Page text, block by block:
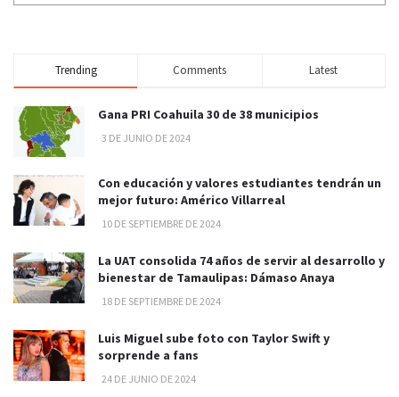
Trending Comments Latest
Gana PRI Coahuila 30 de 38 municipios
3 DE JUNIO DE 2024
Con educación y valores estudiantes tendrán un
mejor futuro: Américo Villarreal
10 DE SEPTIEMBRE DE 2024
La UAT consolida 74 años de servir al desarrollo y
bienestar de Tamaulipas: Dámaso Anaya
18 DE SEPTIEMBRE DE 2024
Luis Miguel sube foto con Taylor Swift y
sorprende a fans
24 DE JUNIO DE 2024